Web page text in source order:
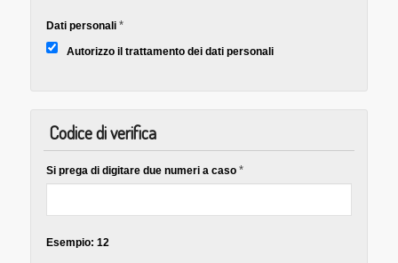
Dati personali*
Autorizzo il trattamento dei dati personali
Codice di verifica
Si prega di digitare due numeri a caso*
Esempio: 12